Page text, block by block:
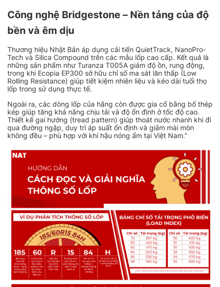
Công nghệ Bridgestone – Nền tảng của độ
bền và êm dịu
Thương hiệu Nhật Bản áp dụng cải tiến QuietTrack, NanoPro-
Tech và Silica Compound trên các mẫu lốp cao cấp. Kết quả là
những sản phẩm như Turanza T005A giảm độ ồn, rung động,
trong khi Ecopia EP300 sở hữu chỉ số ma sát lăn thấp (Low
Rolling Resistance) giúp tiết kiệm nhiên liệu và kéo dài tuổi thọ
lốp trong sử dụng thực tế.
Ngoài ra, các dòng lốp của hãng còn được gia cố bằng bố thép
kép giúp tăng khả năng chịu tải và độ ổn định ở tốc độ cao.
Thiết kế gai hướng (tread pattern) giúp thoát nước nhanh khi đi
qua đường ngập, duy trì áp suất ổn định và giảm mài mòn
không đều – phù hợp với khí hậu nóng ẩm tại Việt Nam.”